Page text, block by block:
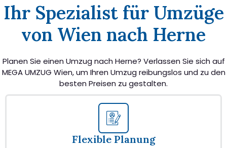
Ihr Spezialist für Umzüge
von Wien nach Herne
Planen Sie einen Umzug nach Herne? Verlassen Sie sich auf
MEGA UMZUG Wien, um Ihren Umzug reibungslos und zu den
besten Preisen zu gestalten.
Flexible Planung